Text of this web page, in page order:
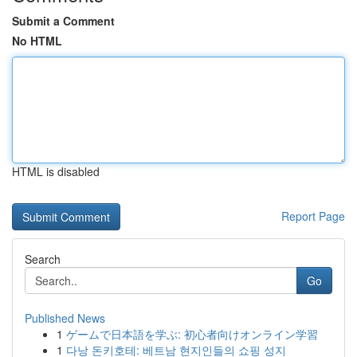
Submit a Comment
No HTML
HTML is disabled
Report Page
Search
Go
Published News
1 ゲームで日本語を学ぶ: 初心者向けオンライン学習
1 다낭 돈키호테: 베트남 현지인들의 쇼핑 성지